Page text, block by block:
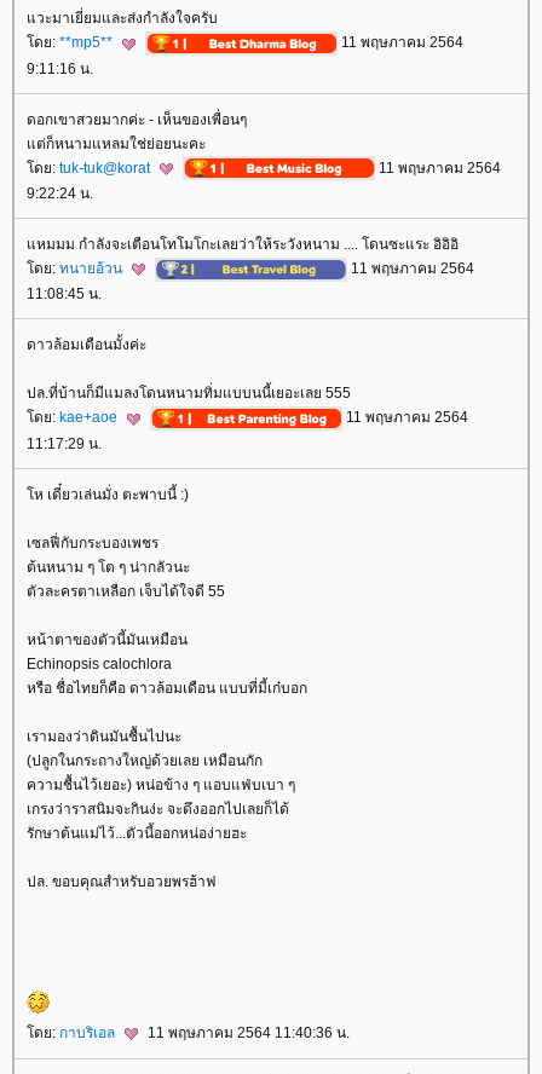
วะมาเยี่ยมและส่งกำลังใจครับ
ดย: **mp5**
11 พฤษภาคม 2564
9:11:16 น.
ดอกเขาสวยมากค่ะ - เห็นของเพื่อนๆ
ต่ก็หนามแหลมใช่ย่อยนะคะ
ดย: tuk-tuk@korat
11 พฤษภาคม 2564
9:22:24 น.
หมมม กำลังจะเตือนโทโมโกะเลยว่าให้ระวังหนาม .... โดนซะแระ อิอิอิ
ดย: ทนายอ้วน
11 พฤษภาคม 2564
11:08:45 น.
ดาวล้อมเดือนมั้งค่ะ
ปล.ที่บ้านก็มีแมลงโดนหนามทิ่มแบบนนี้เยอะเลย 555
ดย: kae+aoe
11 พฤษภาคม 2564
11:17:29 น.
ห เดี๋ยวเล่นมั่ง ตะพาบนี้ :)
เซลฟี่กับกระบองเพชร
ต้นหนาม ๆ โต ๆ น่ากลัวนะ
ตัวละครตาเหลือก เจ็บได้ใจดี 55
หน้าตาของตัวนี้มันเหมือน
Echinopsis calochlora
หรือ ชื่อไทยก็คือ ดาวล้อมเดือน แบบที่มี้เก๋บอก
เรามองว่าดินมันชื้นไปนะ
(ปลูกในกระถางใหญ่ด้วยเลย เหมือนกัก
ความชื้นไว้เยอะ) หน่อข้าง ๆ แอบแฟ่บเบา ๆ
เกรงว่าราสนิมจะกินง่ะ จะดึงออกไปเลยก็ได้
รักษาต้นแม่ไว้...ตัวนี้ออกหน่อง่ายฮะ
ปล. ขอบคุณสำหรับอวยพรฮ้าฟ
ดย: กาบริเอล 11 พฤษภาคม 2564 11:40:36 น.